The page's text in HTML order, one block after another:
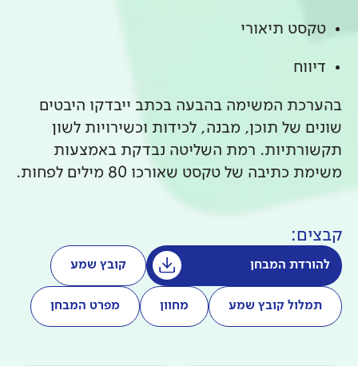
טקסט תיאורי
דיווח
בהערכת המשימה בהבעה בכתב ייבדקו היבטים
שונים של תוכן, מבנה, לכידות וכשירויות לשון
תקשורתיות. רמת השליטה נבדקת באמצעות
משימת כתיבה של טקסט שאורכו 80 מילים לפחות.
קבצים:
להורדת המבחן קובץ שמע
תמלול קובץ שמע מחוון מפרט המבחן